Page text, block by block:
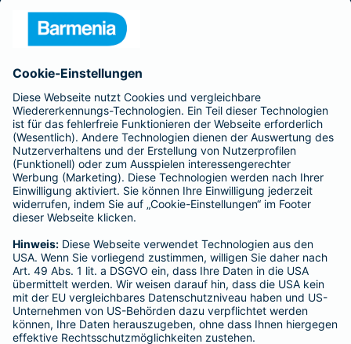
Barmenia ist Teil der BarmeniaGothaer
BELIEBTE SEITEN
Kranken-Zusatzversicherung
Tierversicherungen
Haftpflichtversicherung
Hausratversicherung
Adresse ändern
Schaden melden
Kilometerstandsmeldung
Serviceübersicht